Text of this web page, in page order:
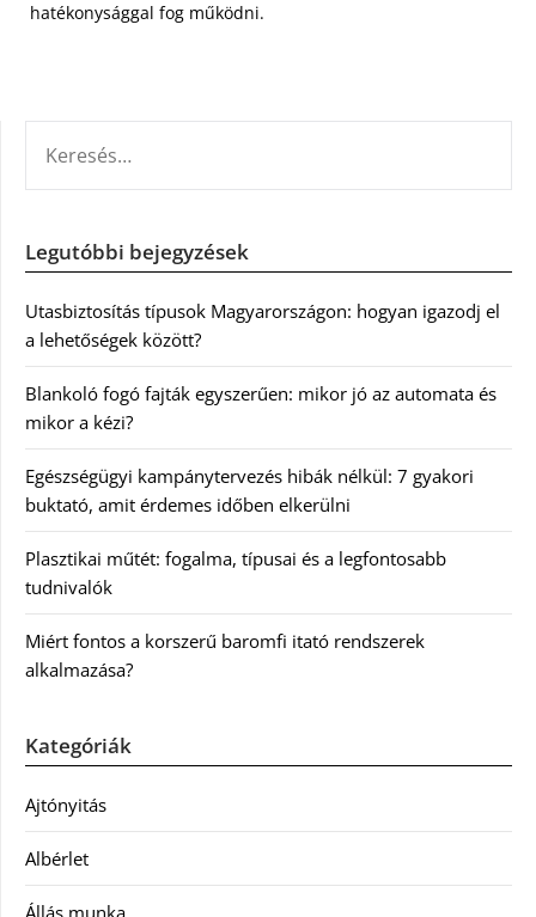
hatékonysággal fog működni.
Legutóbbi bejegyzések
Utasbiztosítás típusok Magyarországon: hogyan igazodj el
a lehetőségek között?
Blankoló fogó fajták egyszerűen: mikor jó az automata és
mikor a kézi?
Egészségügyi kampánytervezés hibák nélkül: 7 gyakori
buktató, amit érdemes időben elkerülni
Plasztikai műtét: fogalma, típusai és a legfontosabb
tudnivalók
Miért fontos a korszerű baromfi itató rendszerek
alkalmazása?
Kategóriák
Ajtónyitás
Albérlet
Állás munka